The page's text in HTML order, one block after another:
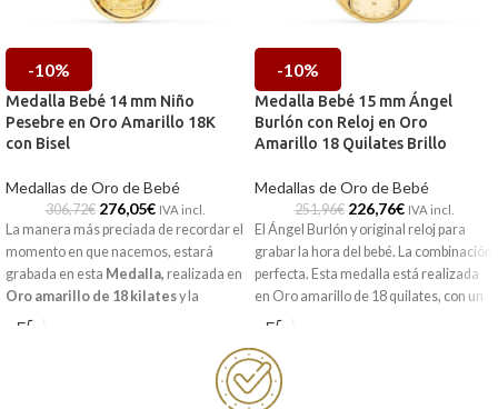
-10%
Medalla Bebé 14 mm Niño
Pesebre en Oro Amarillo 18K
con Bisel
Medallas de Oro de Bebé
306,72€ 276,05€ IVA incl.
La manera más preciada de recordar el
momento en que nacemos, estará
grabada en esta Medalla, realizada en
Oro amarillo de 18 kilatesy la
imagen del
-10%
Medalla Bebé 15 mm Ángel
Burlón con Reloj en Oro
Amarillo 18 Quilates Brillo
Medallas de Oro de Bebé
251,96€ 226,76€ IVA incl.
El Ángel Burlón y original reloj para
grabar la hora del bebé. La combinación
perfecta. Esta medalla está realizada
en Oro amarillo de 18 quilates, con un
diseño en forma redonda con precioso
*Grabación incluida en el precio.